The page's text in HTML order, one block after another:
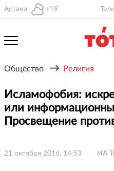
Астана +19
Общество → Религия
Исламофобия:
или
Просвещение
21 октября 2016, 14:53 ИА